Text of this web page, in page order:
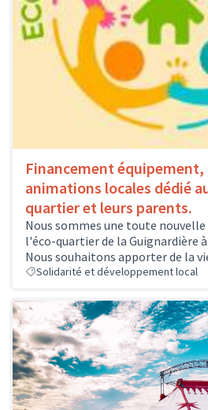
Financement
animations locales dédié
quartier et leurs parents.
Nous sommes une toute
l'éco-quartier de la Guignardière
Nous souhaitons apporter de la
Solidarité et développement local